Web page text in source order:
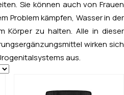
Sie können auch von Frauen
Problem kämpfen, Wasser in der
Körper zu halten. Alle in dieser
wirken sich
aus.